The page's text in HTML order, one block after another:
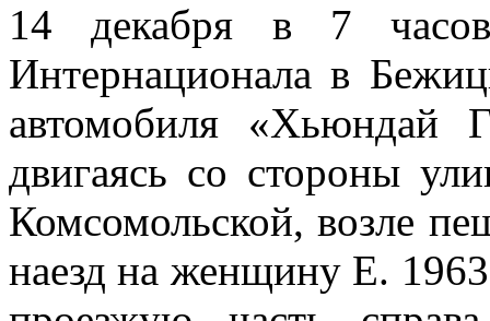
14 декабря в 7
Интернационала в
автомобиля «Хьюндай
двигаясь со стороны
Комсомольской, возле
наезд на женщину Е.